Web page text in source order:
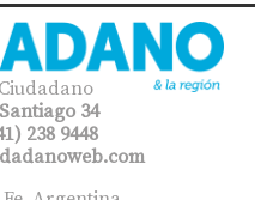
34
238 9448